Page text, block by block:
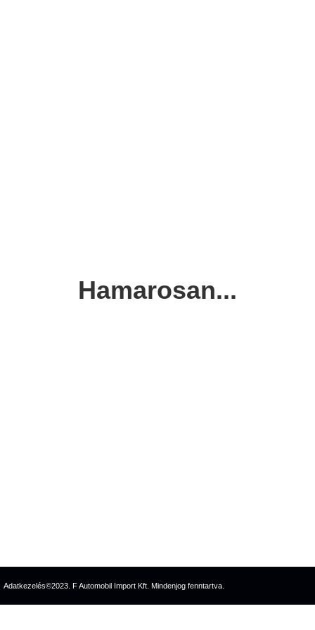
Hamarosan...
Adatkezelés©2023. F Automobil Import Kft. Mindenjog fenntartva.